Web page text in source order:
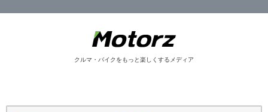
クルマ・バイクをもっと楽しくするメディア